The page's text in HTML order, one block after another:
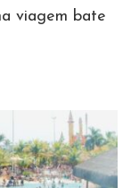
viagem bate